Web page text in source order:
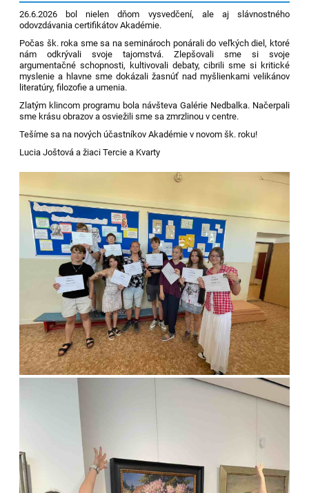
26.6.2026 bol nielen dňom vysvedčení, ale aj slávnostného
odovzdávania certifikátov Akadémie.
Počas šk. roka sme sa na seminároch ponárali do veľkých diel, ktoré
nám odkrývali svoje tajomstvá. Zlepšovali sme si svoje
argumentačné schopnosti, kultivovali debaty, cibrili sme si kritické
myslenie a hlavne sme dokázali žasnúť nad myšlienkami velikánov
literatúry, filozofie a umenia.
Zlatým klincom programu bola návšteva Galérie Nedbalka. Načerpali
sme krásu obrazov a osviežili sme sa zmrzlinou v centre.
Tešíme sa na nových účastníkov Akadémie v novom šk. roku!
Lucia Joštová a žiaci Tercie a Kvarty